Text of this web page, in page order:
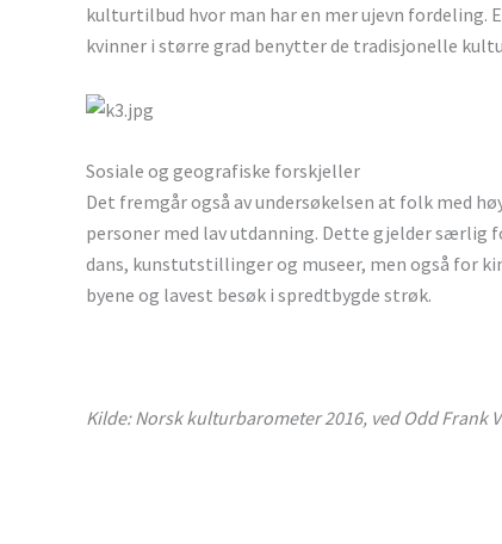
kulturtilbud hvor man har en mer ujevn fordeling.
kvinner i større grad benytter de tradisjonelle
Sosiale og geografiske forskjeller
Det fremgår også av undersøkelsen at folk med
personer med lav utdanning. Dette gjelder
dans, kunstutstillinger og museer, men også for
byene og lavest besøk i spredtbygde strøk.
Kilde: Norsk kulturbarometer 2016, ved Odd Frank